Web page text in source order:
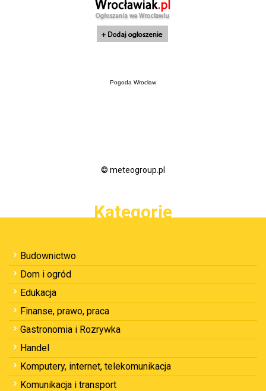
Pogoda Wrocław
© meteogroup.pl
Kategorie
Budownictwo
Dom i ogród
Edukacja
Finanse, prawo, praca
Gastronomia i Rozrywka
Handel
Komputery, internet, telekomunikacja
Komunikacja i transport